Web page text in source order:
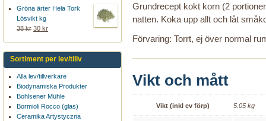
Grundrecept kokt korn (2
natten. Koka upp allt och låt
Förvaring: Torrt, ej över normal
Vikt och mått
Vikt (inkl ev förp) 5.05 kg
Gröna ärter Hela Tork
Lösvikt kg
38 kr 30 kr
Sortiment per lev/tillv
Alla lev/tillverkare
Biodynamiska Produkter
Bohlsener Mühle
Bormioli Rocco (glas)
Ceramika Artystyczna